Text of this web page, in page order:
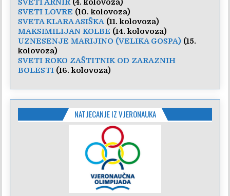
SVETI ARNIR(4. kolovoza)
SVETI LOVRE (10. kolovoza)
SVETA KLARA ASIŠKA (11. kolovoza)
MAKSIMILIJAN KOLBE (14. kolovoza)
UZNESENJE MARIJINO (VELIKA GOSPA) (15.
kolovoza)
SVETI ROKO ZAŠTITNIK OD ZARAZNIH
BOLESTI (16. kolovoza)
NATJECANJE IZ VJERONAUKA